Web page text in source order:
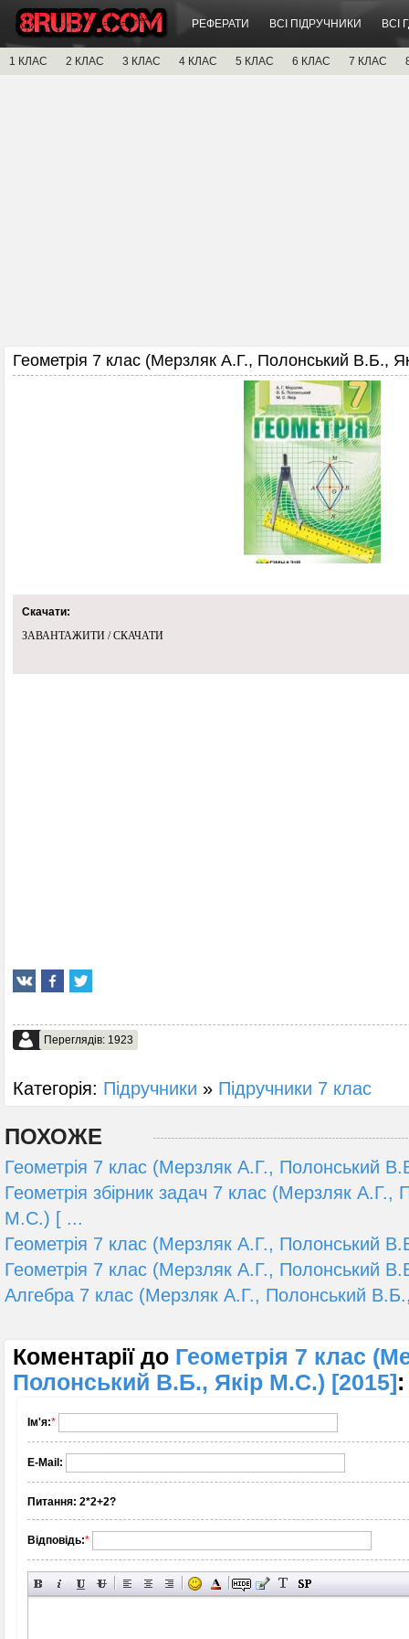
РЕФЕРАТИ ВСІ ПІДРУЧНИКИ ВСІ
1 КЛАС 2 КЛАС 3 КЛАС 4 КЛАС 5 КЛАС 6 КЛАС 7 КЛАС
Геометрія 7 клас (Мерзляк А.Г., Полонський В.Б.,
Скачати:
ЗАВАНТАЖИТИ / СКАЧАТИ
Переглядів: 1923
Категорія: Підручники » Підручники 7 клас
ПОХОЖЕ
Геометрія 7 клас (Мерзляк А.Г., Полонський
Геометрія збірник задач 7 клас (Мерзляк А.Г.,
М.С.) [ ...
Геометрія 7 клас (Мерзляк А.Г., Полонський
Геометрія 7 клас (Мерзляк А.Г., Полонський
Алгебра 7 клас (Мерзляк А.Г., Полонський
Коментарії до Геометрія 7 клас
Полонський В.Б., Якір М.С.) [2015] :
Ім'я:*
E-Mail:
Питання: 2*2+2?
Відповідь:*